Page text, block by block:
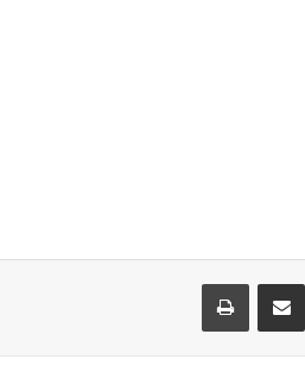
مشاركة عبر البريد طباعة
العصبة الاحترافية تعلن إعادة برمجة
مؤجلات البطولة بعد التوقف الدولي